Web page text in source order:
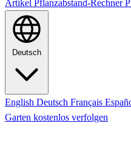
Artikel Pflanzabstand-Rechner
Deutsch
English Deutsch Français
Garten kostenlos verfolgen